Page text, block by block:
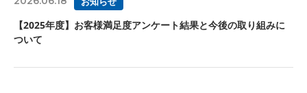
【2025年度】お客様満足度アンケート結果と今後の取り組みに
ついて